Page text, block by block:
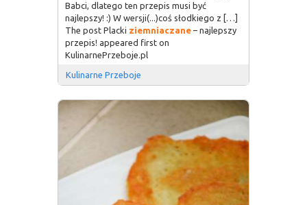
Babci, dlatego ten przepis musi być
najlepszy! :) W wersji(...)coś słodkiego z […]
The post Placki ziemniaczane – najlepszy
przepis! appeared first on
KulinarnePrzeboje.pl
Kulinarne Przeboje